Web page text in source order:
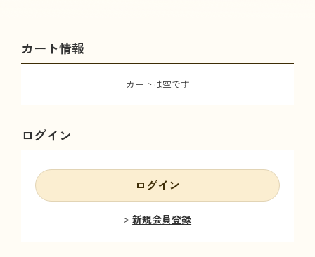
カート情報
カートは空です
ログイン
ログイン
新規会員登録